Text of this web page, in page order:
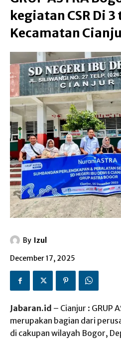
kegiatan CSR Di
Kecamatan
By Izul
December 17, 2025
Jabaran.id – Cianjur : GRUP
merupakan bagian dari
di cakupan wilayah Bogor,